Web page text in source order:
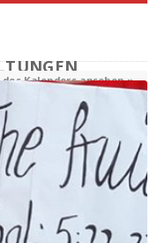
Kalenders ansehen »